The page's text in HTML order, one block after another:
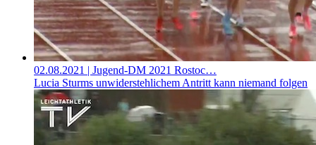
02.08.2021 | Jugend-DM 2021 Rostoc…
Lucia Sturms unwiderstehlichem Antritt kann niemand folgen